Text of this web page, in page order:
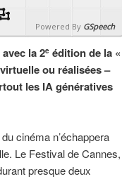
Powered By GSpeech
la 2e édition de la «
ou réalisées –
les IA génératives
cinéma n’échappera
Le Festival de Cannes,
presque deux